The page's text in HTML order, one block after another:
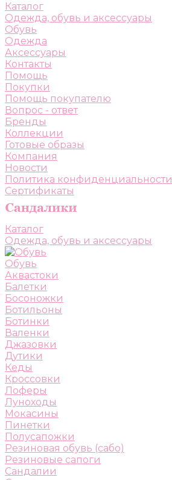
Каталог
Одежда, обувь и аксессуары
Обувь
Одежда
Аксессуары
Контакты
Помощь
Покупки
Помощь покупателю
Вопрос - ответ
Бренды
Коллекции
Готовые образы
Компания
Новости
Политика конфиденциальности
Сертификаты
Каталог
Одежда, обувь и аксессуары
Обувь
Аквастоки
Балетки
Босоножки
Ботильоны
Ботинки
Валенки
Джазовки
Дутики
Кеды
Кроссовки
Лоферы
Луноходы
Мокасины
Пинетки
Полусапожки
Резиновая обувь (сабо)
Резиновые сапоги
Сандалии